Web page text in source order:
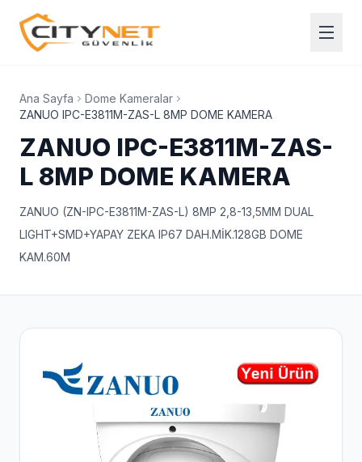
Ana Sayfa
Dome Kameralar
ZANUO IPC-E3811M-ZAS-L 8MP DOME KAMERA
ZANUO IPC-E3811M-ZAS-
L 8MP DOME KAMERA
ZANUO (ZN-IPC-E3811M-ZAS-L) 8MP 2,8-13,5MM DUAL
LIGHT+SMD+YAPAY ZEKA IP67 DAH.MİK.128GB DOME
KAM.60M